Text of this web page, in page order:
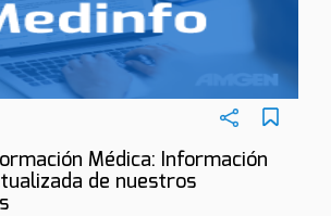
Médica: Información
de nuestros